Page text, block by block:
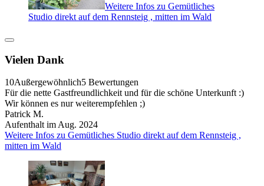
Weitere Infos zu Gemütliches
Studio direkt auf dem Rennsteig , mitten im Wald
Vielen Dank
10Außergewöhnlich5 Bewertungen
Für die nette Gastfreundlichkeit und für die schöne Unterkunft :)
Wir können es nur weiterempfehlen ;)
Patrick M.
Aufenthalt im Aug. 2024
Weitere Infos zu Gemütliches Studio direkt auf dem Rennsteig ,
mitten im Wald